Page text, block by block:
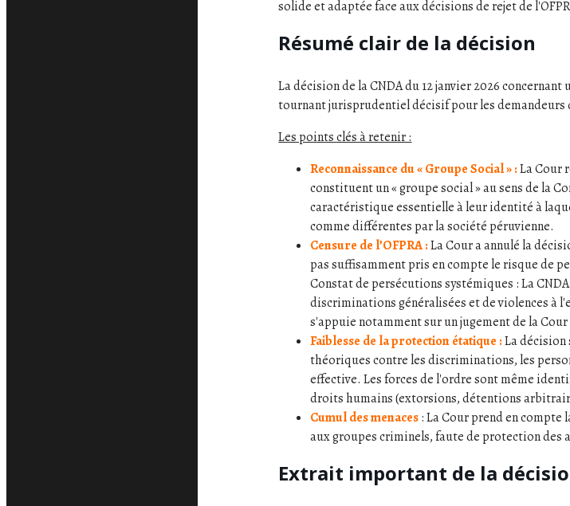
solide et adaptée face aux décisions de rejet de
Résumé clair de la décision
La décision de la CNDA du 12 janvier 2026
tournant jurisprudentiel décisif pour les demandeurs
Les points clés à retenir :
Reconnaissance du « Groupe Social » :La Cour
constituent un « groupe social » au sens de la
caractéristique essentielle à leur identité à
comme différentes par la société péruvienne.
Censure de l’OFPRA :La Cour a annulé la
pas suffisamment pris en compte le risque de
Constat de persécutions systémiques : La
discriminations généralisées et de violences à
s'appuie notamment sur un jugement de la
Faiblesse de la protection étatique :La
théoriques contre les discriminations, les
effective. Les forces de l'ordre sont même
droits humains (extorsions, détentions
Cumul des menaces: La Cour prend en compte
aux groupes criminels, faute de protection des
Extrait important de la